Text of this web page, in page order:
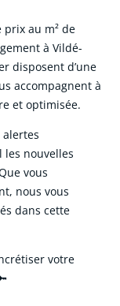
au m² de
à Vildé-
disposent d’une
accompagnent à
et optimisée.
alertes
les nouvelles
vous
nous vous
dans cette
votre